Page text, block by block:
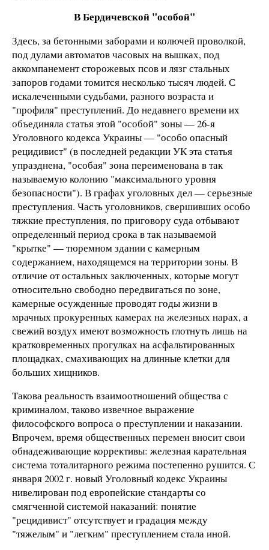
В Бердичевской "особой"
Здесь, за бетонными заборами и колючей проволкой,
под дулами автоматов часовых на вышках, под
аккомпанемент сторожевых псов и лязг стальных
запоров годами томится несколько тысяч людей. С
искалеченными судьбами, разного возраста и
"профиля" преступлений. До недавнего времени их
объединяла статья этой "особой" зоны — 26-я
Уголовного кодекса Украины — "особо опасный
рецидивист" (в последней редакции УК эта статья
упразднена, "особая" зона переименована в так
называемую колонию "максимального уровня
безопасности"). В графах уголовных дел — серьезные
преступления. Часть уголовников, свершивших особо
тяжкие преступления, по приговору суда отбывают
определенный период срока в так называемой
"крытке" — тюремном здании с камерным
содержанием, находящемся на территории зоны. В
отличие от остальных заключенных, которые могут
относительно свободно передвигаться по зоне,
камерные осужденные проводят годы жизни в
мрачных прокуренных камерах на железных нарах, а
свежий воздух имеют возможность глотнуть лишь на
кратковременных прогулках на асфальтированных
площадках, смахивающих на длинные клетки для
больших хищников.
Такова реальность взаимоотношений общества с
криминалом, таково извечное выражение
философского вопроса о преступлении и наказании.
Впрочем, время общественных перемен вносит свои
обнадеживающие коррективы: железная карательная
система тоталитарного режима постепенно рушится. С
января 2002 г. новый Уголовный кодекс Украины
нивелирован под европейские стандарты со
смягченной системой наказаний: понятие
"рецидивист" отсутствует и градация между
"тяжелым" и "легким" преступлением стала иной.